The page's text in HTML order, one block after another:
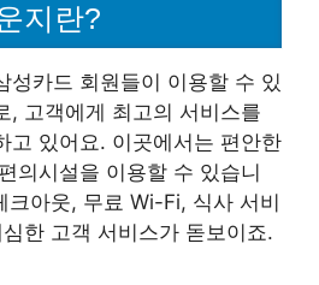
지란?
성카드 회원들이 이용할 수 있
, 고객에게 최고의 서비스를
고 있어요. 이곳에서는 편안한
의시설을 이용할 수 있습니
크아웃, 무료 Wi-Fi, 식사 서비
한 고객 서비스가 돋보이죠.